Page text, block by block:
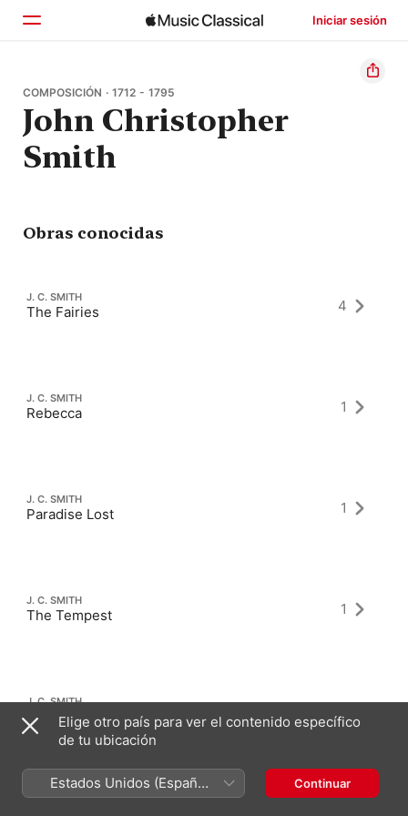
Iniciar sesión
Inicio
Explorar
Buscar
COMPOSICIÓN · 1712 - 1795
John Christopher
Smith
Obras conocidas
J. C. SMITH
The Fairies 4
J. C. SMITH
Rebecca 1
J. C. SMITH
Paradise Lost 1
J. C. SMITH
The Tempest 1
J. C. SMITH
The Enchanter
Elige otro país para ver el contenido específico
de tu ubicación
Estados Unidos (Español
México)
Continuar